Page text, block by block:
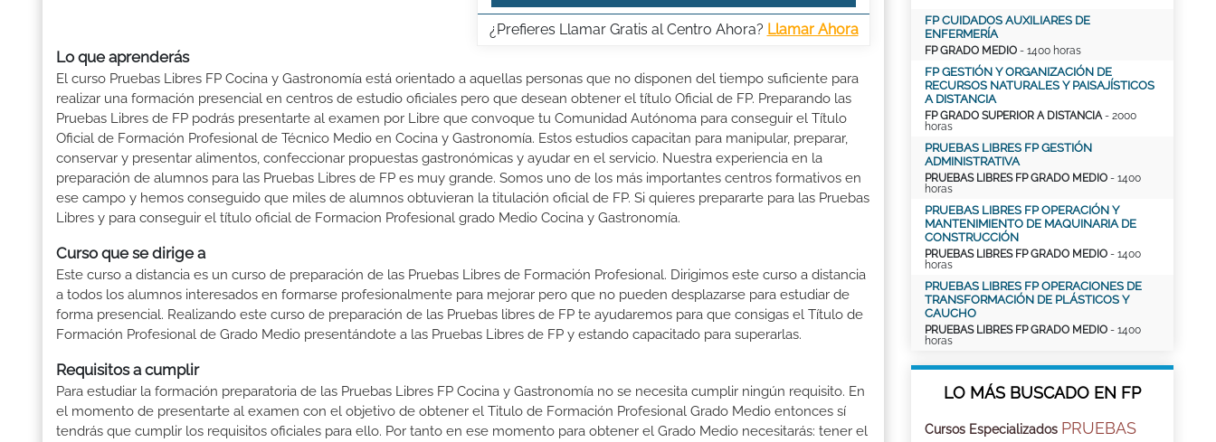
¿Prefieres Llamar Gratis al Centro Ahora? Llamar Ahora
Lo que aprenderás
El curso Pruebas Libres FP Cocina y Gastronomía está orientado a aquellas personas que no disponen del tiempo suficiente para
realizar una formación presencial en centros de estudio oficiales pero que desean obtener el título Oficial de FP. Preparando las
Pruebas Libres de FP podrás presentarte al examen por Libre que convoque tu Comunidad Autónoma para conseguir el Título
Oficial de Formación Profesional de Técnico Medio en Cocina y Gastronomía. Estos estudios capacitan para manipular, preparar,
conservar y presentar alimentos, confeccionar propuestas gastronómicas y ayudar en el servicio. Nuestra experiencia en la
preparación de alumnos para las Pruebas Libres de FP es muy grande. Somos uno de los más importantes centros formativos en
ese campo y hemos conseguido que miles de alumnos obtuvieran la titulación oficial de FP. Si quieres prepararte para las Pruebas
Libres y para conseguir el título oficial de Formacion Profesional grado Medio Cocina y Gastronomía.
Curso que se dirige a
Este curso a distancia es un curso de preparación de las Pruebas Libres de Formación Profesional. Dirigimos este curso a distancia
a todos los alumnos interesados en formarse profesionalmente para mejorar pero que no pueden desplazarse para estudiar de
forma presencial. Realizando este curso de preparación de las Pruebas libres de FP te ayudaremos para que consigas el Título de
Formación Profesional de Grado Medio presentándote a las Pruebas Libres de FP y estando capacitado para superarlas.
Requisitos a cumplir
Para estudiar la formación preparatoria de las Pruebas Libres FP Cocina y Gastronomía no se necesita cumplir ningún requisito. En
el momento de presentarte al examen con el objetivo de obtener el Titulo de Formación Profesional Grado Medio entonces sí
tendrás que cumplir los requisitos oficiales para ello. Por tanto en ese momento para obtener el Grado Medio necesitarás: tener el
FP CUIDADOS AUXILIARES DE
ENFERMERÍA
FP GRADO MEDIO - 1400 horas
FP GESTIÓN Y ORGANIZACIÓN DE
RECURSOS NATURALES Y PAISAJÍSTICOS
A DISTANCIA
FP GRADO SUPERIOR A DISTANCIA- 2000
horas
PRUEBAS LIBRES FP GESTIÓN
ADMINISTRATIVA
PRUEBAS LIBRES FP GRADO MEDIO - 1400
horas
PRUEBAS LIBRES FP OPERACIÓN Y
MANTENIMIENTO DE MAQUINARIA DE
CONSTRUCCIÓN
PRUEBAS LIBRES FP GRADO MEDIO - 1400
horas
PRUEBAS LIBRES FP OPERACIONES DE
TRANSFORMACIÓN DE PLÁSTICOS Y
CAUCHO
PRUEBAS LIBRES FP GRADO MEDIO - 1400
horas
LO MÁS BUSCADO EN FP
Cursos Especializados PRUEBAS